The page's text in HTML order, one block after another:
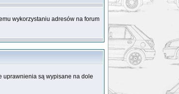
wykorzystaniu adresów na forum
uprawnienia są wypisane na dole